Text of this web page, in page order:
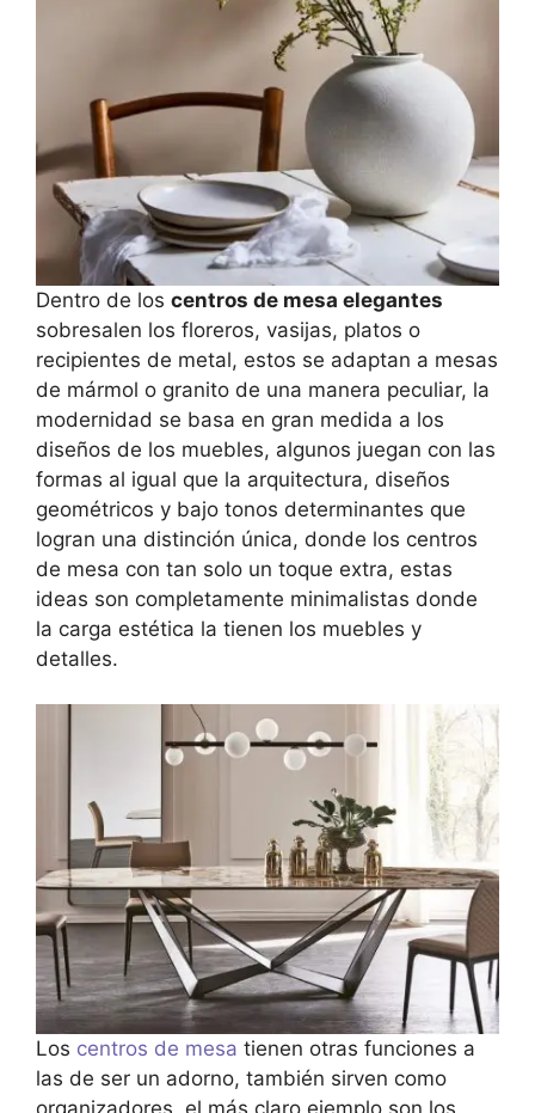
Dentro de los centros de mesa elegantes
sobresalen los floreros, vasijas, platos o
recipientes de metal, estos se adaptan a mesas
de mármol o granito de una manera peculiar, la
modernidad se basa en gran medida a los
diseños de los muebles, algunos juegan con las
formas al igual que la arquitectura, diseños
geométricos y bajo tonos determinantes que
logran una distinción única, donde los centros
de mesa con tan solo un toque extra, estas
ideas son completamente minimalistas donde
la carga estética la tienen los muebles y
detalles.
Los centros de mesa tienen otras funciones a
las de ser un adorno, también sirven como